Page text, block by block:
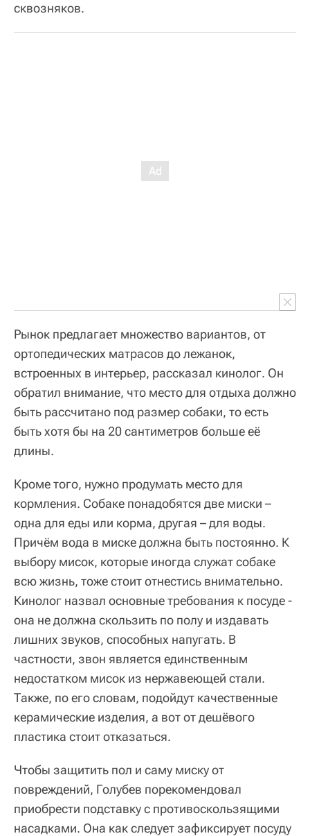
сквозняков.
Рынок предлагает множество вариантов, от
ортопедических матрасов до лежанок,
встроенных в интерьер, рассказал кинолог. Он
обратил внимание, что место для отдыха должно
быть рассчитано под размер собаки, то есть
быть хотя бы на 20 сантиметров больше её
длины.
Кроме того, нужно продумать место для
кормления. Собаке понадобятся две миски –
одна для еды или корма, другая – для воды.
Причём вода в миске должна быть постоянно. К
выбору мисок, которые иногда служат собаке
всю жизнь, тоже стоит отнестись внимательно.
Кинолог назвал основные требования к посуде -
она не должна скользить по полу и издавать
лишних звуков, способных напугать. В
частности, звон является единственным
недостатком мисок из нержавеющей стали.
Также, по его словам, подойдут качественные
керамические изделия, а вот от дешёвого
пластика стоит отказаться.
Чтобы защитить пол и саму миску от
повреждений, Голубев порекомендовал
приобрести подставку с противоскользящими
насадками. Она как следует зафиксирует посуду